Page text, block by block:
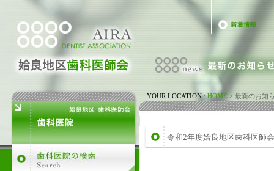
YOUR LOCATION:HOME > 最新のお知
令和2年度姶良地区歯科医師